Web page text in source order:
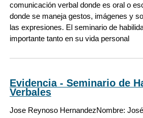
comunicación verbal donde es oral o
donde se maneja gestos, imágenes y
las expresiones. El seminario de
importante tanto en su vida personal
Evidencia - Seminario de
Verbales
Jose Reynoso HernandezNombre: